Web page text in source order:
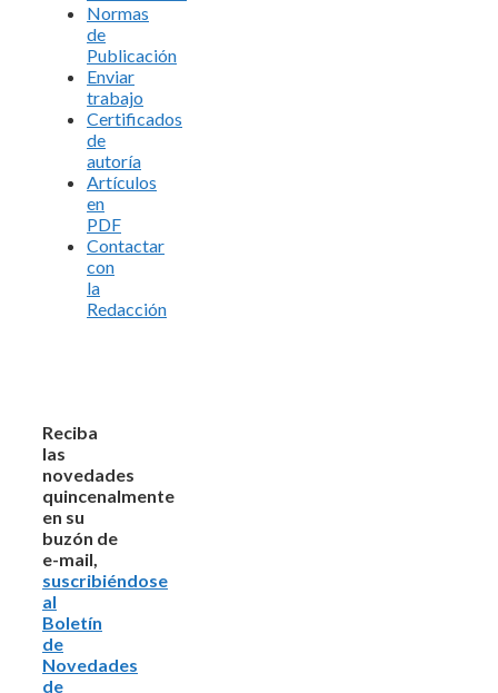
Normas
de
Publicación
Enviar
trabajo
Certificados
de
autoría
Artículos
en
PDF
Contactar
con
la
Redacción
Reciba
las
novedades
quincenalmente
en su
buzón de
e-mail,
suscribiéndose
al
Boletín
de
Novedades
de